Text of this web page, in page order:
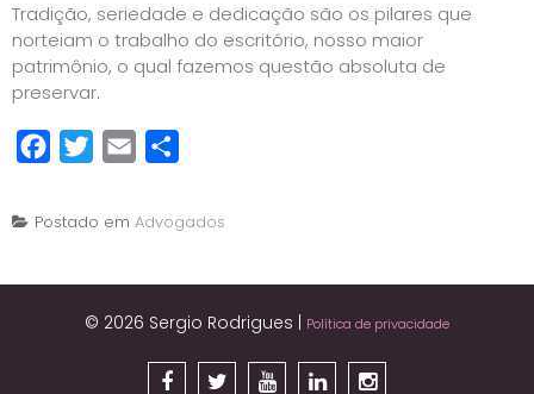
Tradição, seriedade e dedicação são os pilares que
norteiam o trabalho do escritório, nosso maior
patrimônio, o qual fazemos questão absoluta de
preservar.
FacebookTwitterEmail
Postado em Advogados
© 2026 Sergio Rodrigues Política de privacidade